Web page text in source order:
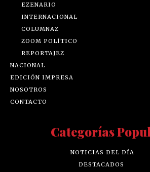
EZENARIO
INTERNACIONAL
COLUMNAZ
ZOOM POLÍTICO
REPORTAJEZ
NACIONAL
EDICIÓN IMPRESA
NOSOTROS
CONTACTO
Categorías
NOTICIAS DEL DÍA
DESTACADOS